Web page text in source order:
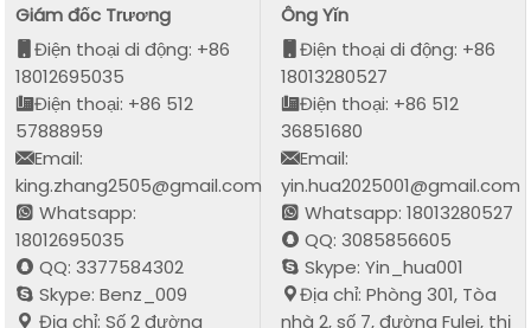
Giám đốc Trương
Điện thoại di động: +86
18012695035
Điện thoại: +86 512
57888959
Email:
king.zhang2505@gmail.com
Whatsapp:
18012695035
QQ: 3377584302
Skype: Benz_009
Địa chỉ: Số 2 đường
Ông Yǐn
Điện thoại di động: +86
18013280527
Điện thoại: +86 512
36851680
Email:
yin.hua2025001@gmail.com
Whatsapp: 18013280527
QQ: 3085856605
Skype: Yin_hua001
Địa chỉ: Phòng 301, Tòa
nhà 2, số 7, đường Fulei, thị